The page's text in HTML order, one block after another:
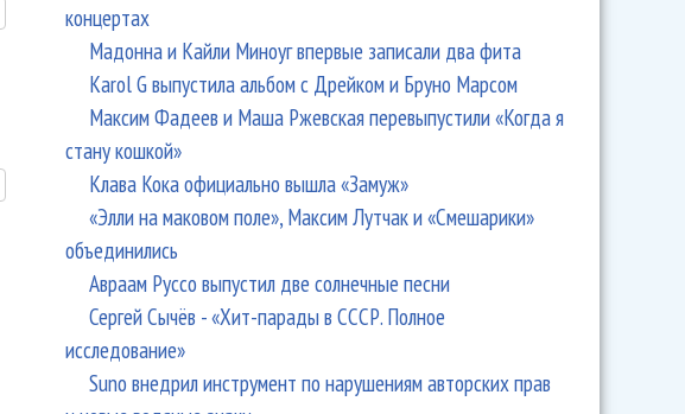
концертах
Мадонна и Кайли Миноуг впервые записали два фита
Karol G выпустила альбом с Дрейком и Бруно Марсом
Максим Фадеев и Маша Ржевская перевыпустили «Когда я
стану кошкой»
Клава Кока официально вышла «Замуж»
«Элли на маковом поле», Максим Лутчак и «Смешарики»
объединились
Авраам Руссо выпустил две солнечные песни
Сергей Сычёв - «Хит-парады в СССР. Полное
исследование»
Suno внедрил инструмент по нарушениям авторских прав